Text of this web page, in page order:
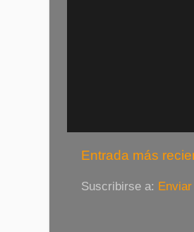
Entrada más
Suscribirse a: